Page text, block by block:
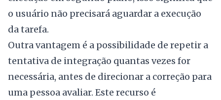
o usuário não precisará aguardar a execução
da tarefa.
Outra vantagem é a possibilidade de repetir a
tentativa de integração quantas vezes for
necessária, antes de direcionar a correção para
uma pessoa avaliar. Este recurso é